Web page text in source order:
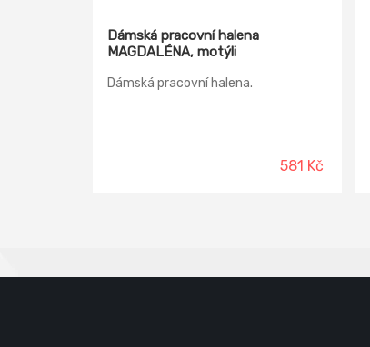
Dámská pracovní halena
MAGDALÉNA, motýli
Dámská pracovní halena.
581 Kč